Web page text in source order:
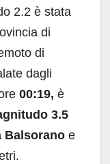
2.2 è stata
di
di
dagli
00:19, è
3.5
Balsorano e